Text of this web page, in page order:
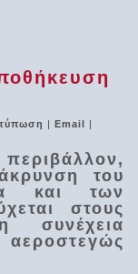
|Email |
του
και των
στους